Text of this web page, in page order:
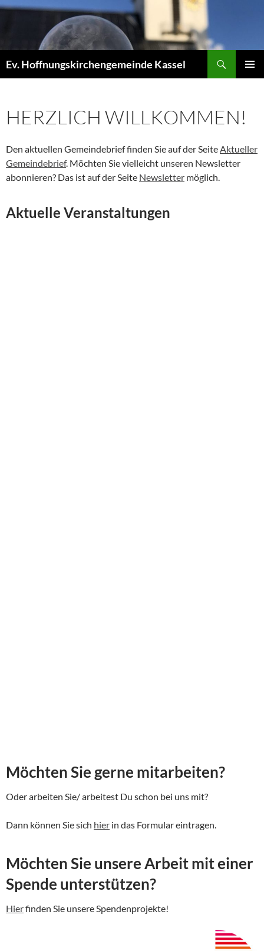
Zum
Ev. Hoffnungskirchengemeinde Kassel
HERZLICH WILLKOMMEN!
Den aktuellen Gemeindebrief finden Sie auf der Seite Aktueller
Gemeindebrief. Möchten Sie vielleicht unseren Newsletter
abonnieren? Das ist auf der Seite Newsletter möglich.
Aktuelle Veranstaltungen
Möchten Sie gerne mitarbeiten?
Oder arbeiten Sie/ arbeitest Du schon bei uns mit?
Dann können Sie sich hier in das Formular eintragen.
Möchten Sie unsere Arbeit mit einer
Spende unterstützen?
Hierfinden Sie unsere Spendenprojekte!